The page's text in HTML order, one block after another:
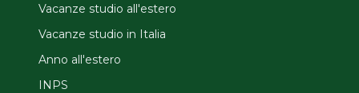
Vacanze studio all'estero
Vacanze studio in Italia
Anno all'estero
INPS